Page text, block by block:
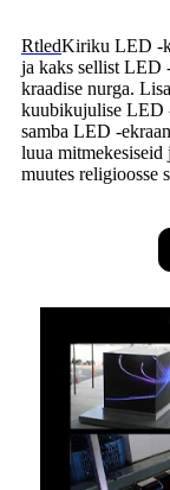
RtledKiriku LED -
ja kaks sellist LED
kraadise nurga.
kuubikujulise LED
samba LED -
luua mitmekesiseid
muutes religioosse